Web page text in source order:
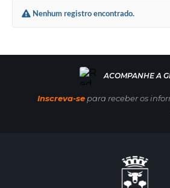
Nenhum registro encontrado.
Inscreva-se para receber os